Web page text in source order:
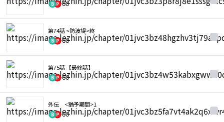
60
第74話 <防波堤>終
60
第75話 【最終話】
60
外伝 <猶予期間>1
60